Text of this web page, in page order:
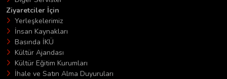
Ziyaretciler İçin
Yerleşkelerimiz
İnsan Kaynakları
Basında İKÜ
Kültür Ajandası
Kültür Eğitim Kurumları
İhale ve Satın Alma Duyuruları